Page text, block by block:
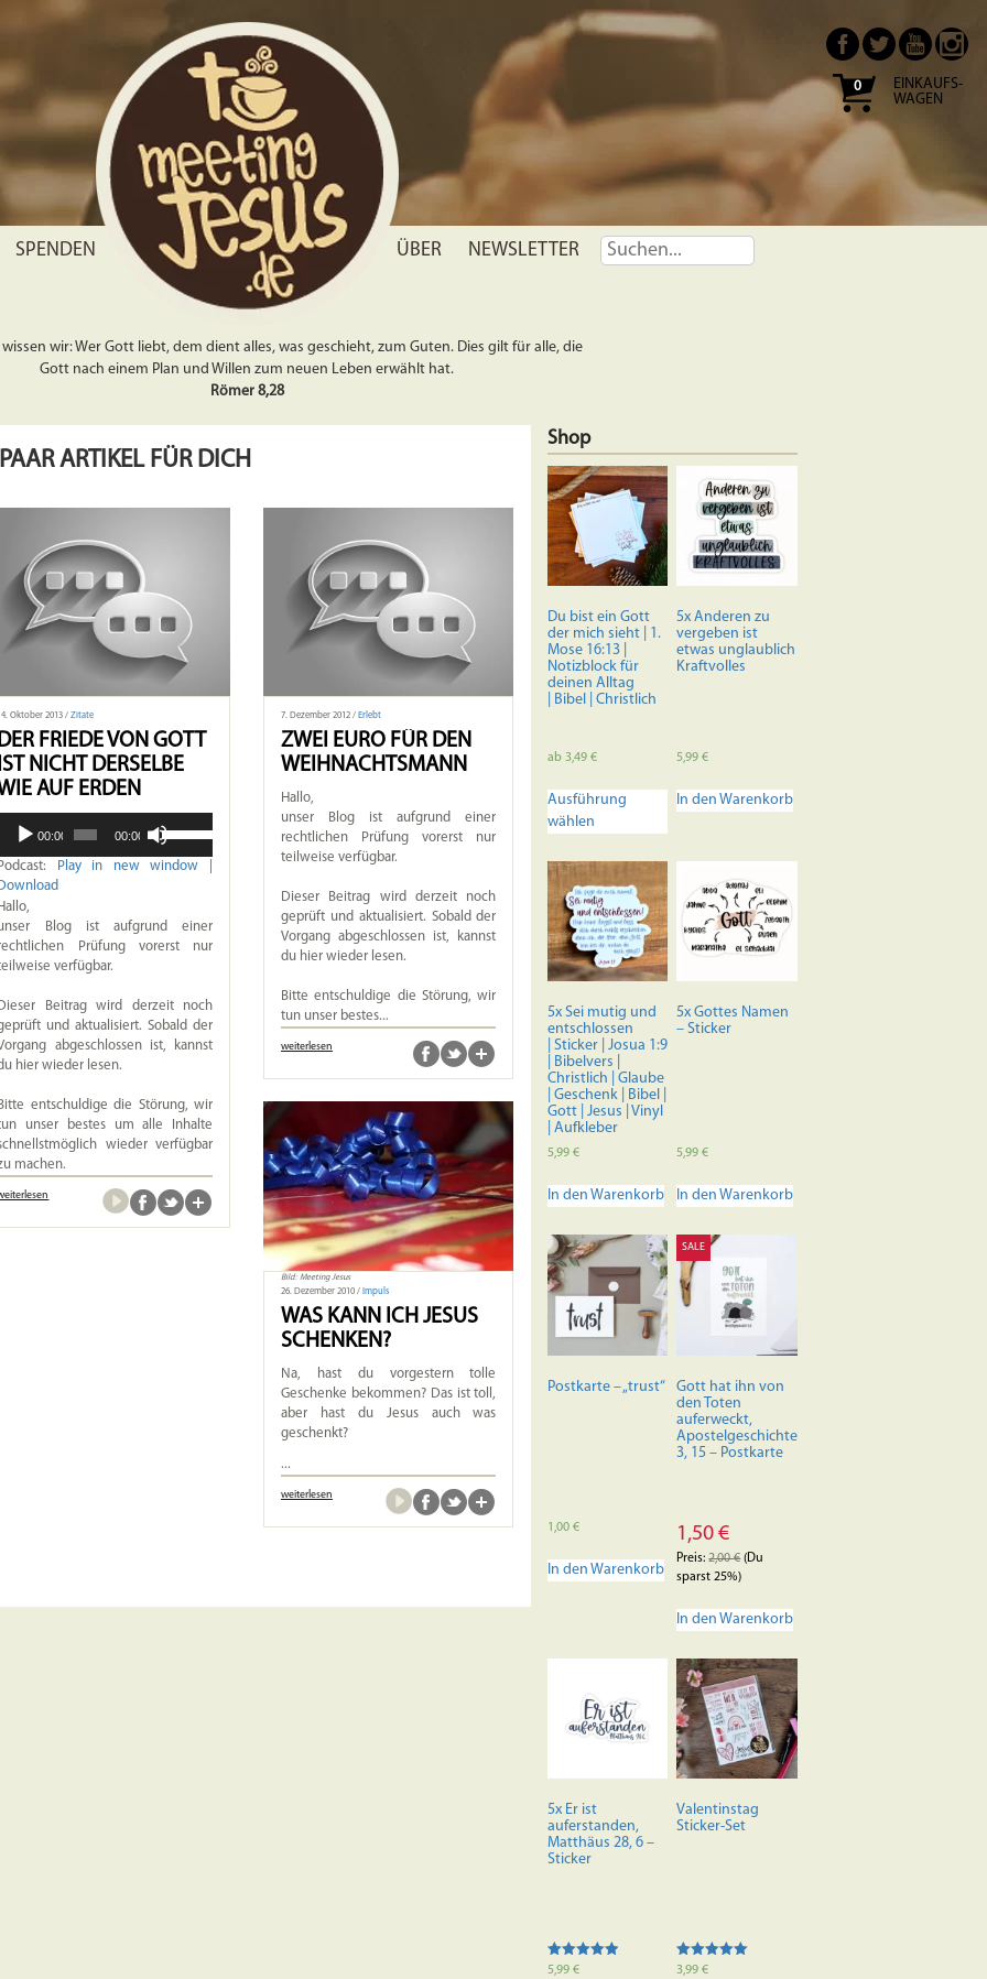
0
EINKAUFS-
WAGEN
SPENDEN ÜBER NEWSLETTER
wir: Wer Gott liebt, dem dient alles, was geschieht, zum Guten. Dies gilt für alle, die
Gott nach einem Plan und Willen zum neuen Leben erwählt hat.
Römer 8,28
ARTIKEL FÜR DICH
Oktober 2013 /Zitate
FRIEDE VON GOTT
NICHT DERSELBE
AUF ERDEN
00:00 00:00
Hoch/Runter
benutzen,
Lautstärke
zu
Play in new window
Blog ist aufgrund einer
Prüfung vorerst nur
verfügbar.
Beitrag wird derzeit noch
und aktualisiert. Sobald der
abgeschlossen ist, kannst
hier wieder lesen.
entschuldige die Störung, wir
unser bestes um alle Inhalte
wieder verfügbar
machen.
7. Dezember 2012 / Erlebt
ZWEI EURO FÜR DEN
WEIHNACHTSMANN
Hallo,
unser Blog ist aufgrund einer
rechtlichen Prüfung vorerst nur
teilweise verfügbar.
Dieser Beitrag wird derzeit noch
geprüft und aktualisiert. Sobald der
Vorgang abgeschlossen ist, kannst
du hier wieder lesen.
Bitte entschuldige die Störung, wir
tun unser bestes...
weiterlesen
Bild: Meeting Jesus
26. Dezember 2010 /
Impuls
WAS KANN ICH JESUS
SCHENKEN?
Na, hast du vorgestern tolle
Geschenke bekommen? Das ist toll,
aber hast du Jesus auch was
geschenkt?
...
weiterlesen
Shop
Du bist ein Gott
der mich sieht | 1.
Mose 16:13 |
Notizblock für
deinen Alltag
| Bibel | Christlich
ab 3,49 €
Ausführung
wählen
Produkt
auf.
Optionen
können
auf
der
Produktseite
gewählt
5x Anderen zu
vergeben ist
etwas unglaublich
Kraftvolles
5,99€
In den Warenkorb
5x Sei mutig und
entschlossen
| Sticker | Josua 1:9
| Bibelvers |
Christlich | Glaube
| Geschenk | Bibel |
Gott | Jesus | Vinyl
| Aufkleber
5,99 €
In den Warenkorb
5x Gottes Namen
– Sticker
5,99€
In den Warenkorb
Postkarte – „trust“
1,00 €
In den Warenkorb
SALE
Gott hat ihn von
den Toten
auferweckt,
Apostelgeschichte
3, 15 – Postkarte
1,50€
Preis:2,00€(Du
sparst 25%)
In den Warenkorb
5x Er ist
auferstanden,
Matthäus 28, 6 –
Sticker
Bewertet mit
5,99 €
Valentinstag
Sticker-Set
Bewertet mit
3,99€